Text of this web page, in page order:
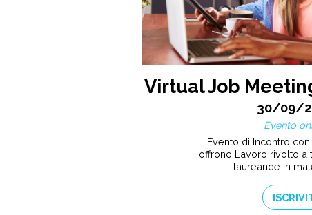
Virtual Job
30/09/
Evento
Evento di Incontro
offrono Lavoro rivolto a
laureande in